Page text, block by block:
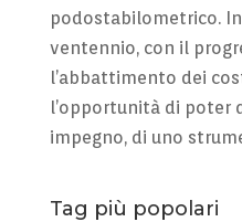
podostabilometrico.
ventennio, con il
l’abbattimento dei
l’opportunità di poter
impegno, di uno
Tag più popolari